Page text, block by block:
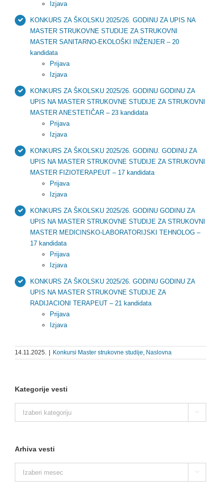
Izjava
KONKURS ZA ŠKOLSKU 2025/26. GODINU ZA UPIS NA
MASTER STRUKOVNE STUDIJE ZA STRUKOVNI
MASTER SANITARNO-EKOLOŠKI INŽENJER – 20
kandidata
Prijava
Izjava
KONKURS ZA ŠKOLSKU 2025/26. GODINU GODINU ZA
UPIS NA MASTER STRUKOVNE STUDIJE ZA STRUKOVNI
MASTER ANESTETIČAR – 23 kandidata
Prijava
Izjava
KONKURS ZA ŠKOLSKU 2025/26. GODINU. GODINU ZA
UPIS NA MASTER STRUKOVNE STUDIJE ZA STRUKOVNI
MASTER FIZIOTERAPEUT – 17 kandidata
Prijava
Izjava
KONKURS ZA ŠKOLSKU 2025/26. GODINU GODINU ZA
UPIS NA MASTER STRUKOVNE STUDIJE ZA STRUKOVNI
MASTER MEDICINSKO-LABORATORIJSKI TEHNOLOG –
17 kandidata
Prijava
Izjava
KONKURS ZA ŠKOLSKU 2025/26. GODINU GODINU ZA
UPIS NA MASTER STRUKOVNE STUDIJE ZA
RADIJACIONI TERAPEUT – 21 kandidata
Prijava
Izjava
14.11.2025. Konkursi Master strukovne studije, Naslovna
Kategorije vesti
vesti

Arhiva vesti
vesti
